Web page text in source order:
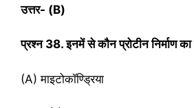
उत्तर- (B)
प्रश्‍न 38. इनमें से कौन प्रोटीन निर्माण
(A) माइटोकॉण्ड्रिया